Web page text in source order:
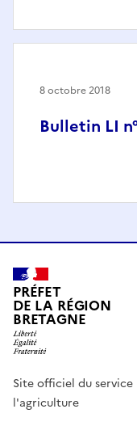
Bulletin LI
8 octobre 2018
PRÉFET
DE LA RÉGION
BRETAGNE
Site officiel du
l'agriculture